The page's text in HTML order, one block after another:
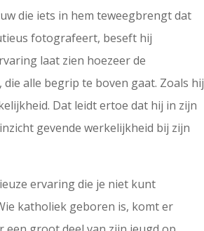
die iets in hem teweegbrengt dat
fotografeert, beseft hij
laat zien hoezeer de
alle begrip te boven gaat. Zoals hij
Dat leidt ertoe dat hij in zijn
gevende werkelijkheid bij zijn
ervaring die je niet kunt
katholiek geboren is, komt er